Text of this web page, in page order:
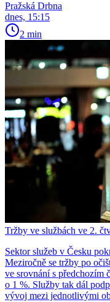
Pražská Drbna
dnes, 15:15
2 min
Tržby ve službách ve 2.
Sektor služeb v Česku
Meziročně se tržby po
ve srovnání s předchozím
o 1 %. Služby tak dál
vývoj mezi jednotlivými